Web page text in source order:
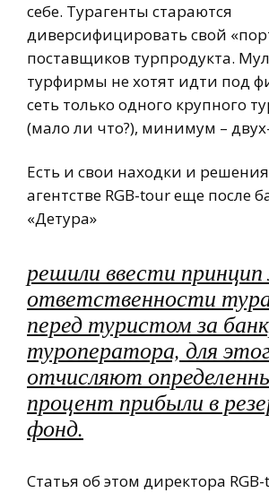
себе. Турагенты стараются
диверсифицировать свой
поставщиков турпродукта.
турфирмы не хотят идти под
сеть только одного крупного
(мало ли что?), минимум –
Есть и свои находки и
агентстве RGB-tour еще после
«Детура»
решили ввести принцип
ответственности
перед туристом за
туроператора, для
отчисляют
процент прибыли в
фонд.
Статья об этом директора